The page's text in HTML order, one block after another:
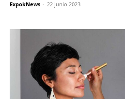
ExpokNews - 22 junio 2023